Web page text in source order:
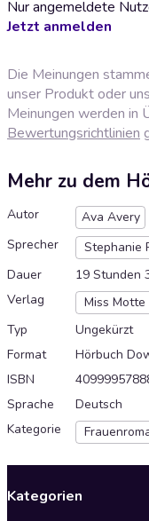
Nur angemeldete
Jetzt anmelden
Die Meinungen
unser Produkt oder
Meinungen werden in
Bewertungsrichtlinien
Mehr zu dem
Autor
Ava Avery
Sprecher
Stephanie
Dauer
19 Stunden
Verlag
Miss Motte
Typ
Ungekürzt
Format
Hörbuch
ISBN
Sprache
Deutsch
Kategorie
Kategorien